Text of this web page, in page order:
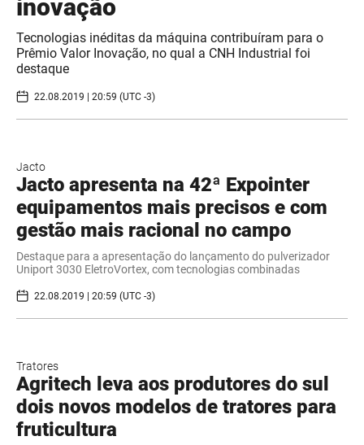
inovação
Tecnologias inéditas da máquina contribuíram para o
Prêmio Valor Inovação, no qual a CNH Industrial foi
destaque
22.08.2019 | 20:59 (UTC -3)
Jacto
Jacto apresenta na 42ª Expointer
equipamentos mais precisos e com
gestão mais racional no campo
Destaque para a apresentação do lançamento do pulverizador
Uniport 3030 EletroVortex, com tecnologias combinadas
22.08.2019 | 20:59 (UTC -3)
Tratores
Agritech leva aos produtores do sul
dois novos modelos de tratores para
fruticultura